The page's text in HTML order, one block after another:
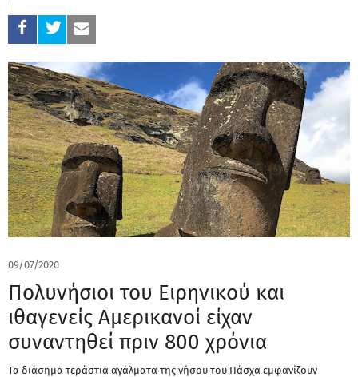
09/07/2020
Πολυνήσιοι του Ειρηνικού και
ιθαγενείς Αμερικανοί είχαν
συναντηθεί πριν 800 χρόνια
Τα διάσημα τεράστια αγάλματα της νήσου του Πάσχα εμφανίζουν